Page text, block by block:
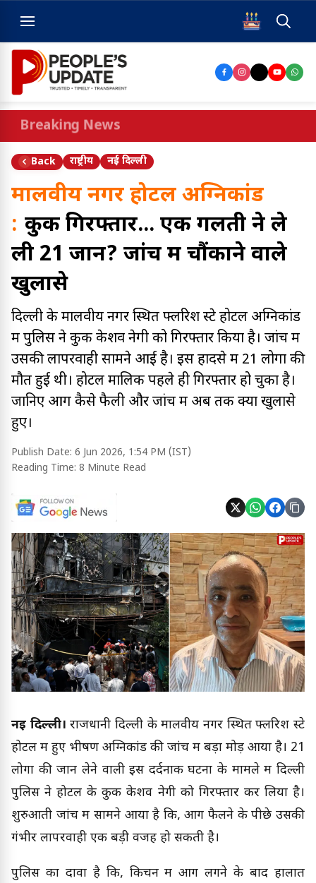
Breaking News
Back राष्ट्रीय नई दिल्ली
मालवीय नगर होटल अग्निकांड
: कुक गिरफ्तार... एक गलती ने ले
ली 21 जानें? जांच में चौंकाने वाले
खुलासे
दिल्ली के मालवीय नगर स्थित फ्लरिश स्टे होटल अग्निकांड
में पुलिस ने कुक केशव नेगी को गिरफ्तार किया है। जांच में
उसकी लापरवाही सामने आई है। इस हादसे में 21 लोगों की
मौत हुई थी। होटल मालिक पहले ही गिरफ्तार हो चुका है।
जानिए आग कैसे फैली और जांच में अब तक क्या खुलासे
हुए।
Publish Date: 6 Jun 2026, 1:54 PM (IST)
Reading Time: 8 Minute Read
नई दिल्ली।राजधानी दिल्ली के मालवीय नगर स्थित फ्लरिश स्टे
होटल में हुए भीषण अग्निकांड की जांच में बड़ा मोड़ आया है। 21
लोगों की जान लेने वाली इस दर्दनाक घटना के मामले में दिल्ली
पुलिस ने होटल के कुक केशव नेगी को गिरफ्तार कर लिया है।
शुरुआती जांच में सामने आया है कि, आग फैलने के पीछे उसकी
गंभीर लापरवाही एक बड़ी वजह हो सकती है।
पुलिस का दावा है कि, किचन में आग लगने के बाद हालात